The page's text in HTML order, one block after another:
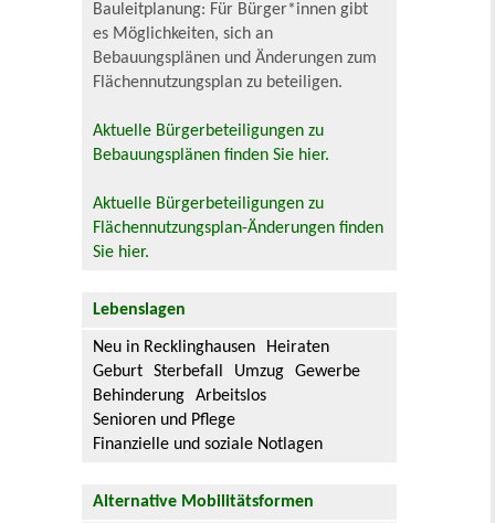
Bauleitplanung: Für Bürger*innen gibt
es Möglichkeiten, sich an
Bebauungsplänen und Änderungen zum
Flächennutzungsplan zu beteiligen.
Aktuelle Bürgerbeteiligungen zu
Bebauungsplänen finden Sie hier.
Aktuelle Bürgerbeteiligungen zu
Flächennutzungsplan-Änderungen finden
Sie hier.
Lebenslagen
Neu in Recklinghausen
Heiraten
Geburt
Sterbefall Umzug
Gewerbe
Behinderung
Arbeitslos
Senioren und Pflege
Finanzielle und soziale Notlagen
Alternative Mobilitätsformen